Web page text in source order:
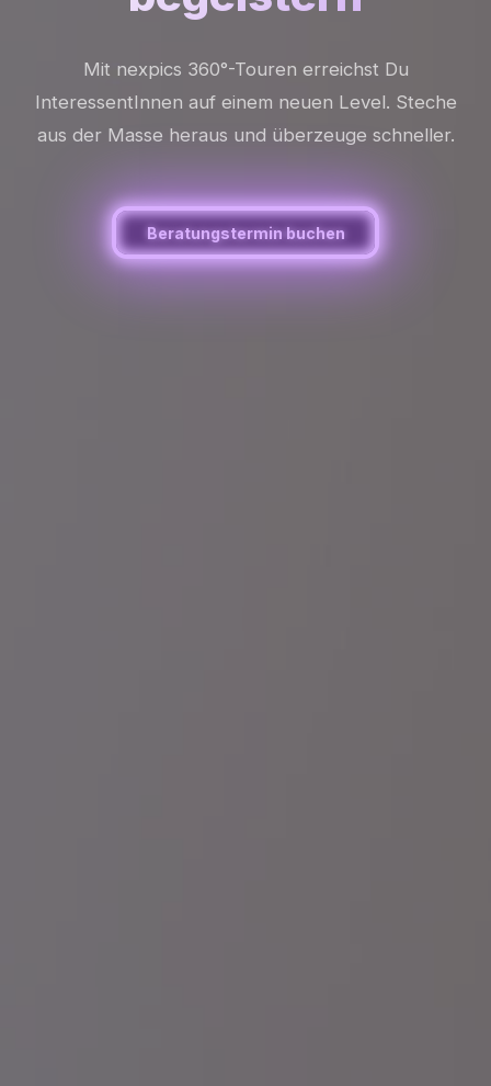
Mit nexpics 360°-Touren erreichst Du
InteressentInnen auf einem neuen Level. Steche
aus der Masse heraus und überzeuge schneller.
Beratungstermin buchen